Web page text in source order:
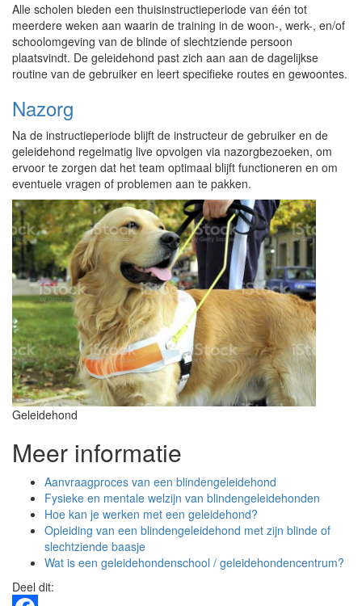
Alle scholen bieden een thuisinstructieperiode van één tot
meerdere weken aan waarin de training in de woon-, werk-, en/of
schoolomgeving van de blinde of slechtziende persoon
plaatsvindt. De geleidehond past zich aan aan de dagelijkse
routine van de gebruiker en leert specifieke routes en gewoontes.
Nazorg
Na de instructieperiode blijft de instructeur de gebruiker en de
geleidehond regelmatig live opvolgen via nazorgbezoeken, om
ervoor te zorgen dat het team optimaal blijft functioneren en om
eventuele vragen of problemen aan te pakken.
Geleidehond
Meer informatie
Aanvraagproces van een blindengeleidehond
Fysieke en mentale welzijn van blindengeleidehonden
Hoe kan je werken met een geleidehond?
Opleiding van een blindengeleidehond met zijn blinde of
slechtziende baasje
Wat is een geleidehondenschool / geleidehondencentrum?
Deel dit: